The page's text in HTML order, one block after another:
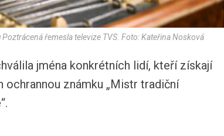
řemesla televize TVS. Foto: Kateřina Nosková
jména konkrétních lidí, kteří získají
známku „Mistr tradiční